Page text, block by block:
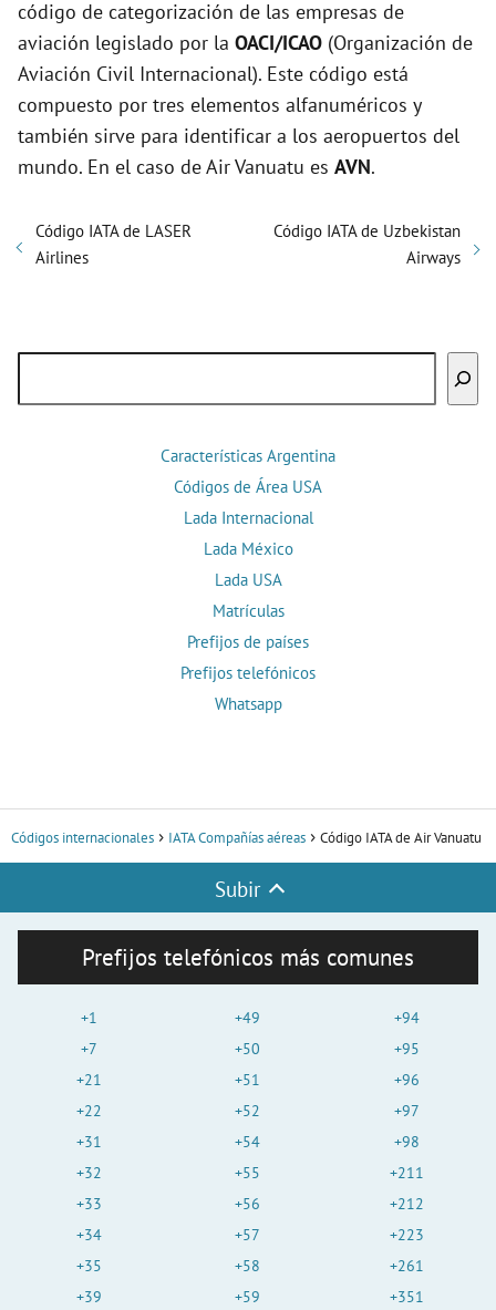
código de categorización de las empresas de
aviación legislado por la OACI/ICAO (Organización de
Aviación Civil Internacional). Este código está
compuesto por tres elementos alfanuméricos y
también sirve para identificar a los aeropuertos del
mundo. En el caso de Air Vanuatu es AVN.
Código IATA de LASER
Airlines
Código IATA de Uzbekistan
Airways
Características Argentina
Códigos de Área USA
Lada Internacional
Lada México
Lada USA
Matrículas
Prefijos de países
Prefijos telefónicos
Whatsapp
Códigos internacionales IATA Compañías aéreas Código IATA de Air Vanuatu
Subir
Prefijos telefónicos más comunes
+1
+7
+21
+22
+31
+32
+33
+34
+35
+39
+49
+50
+51
+52
+54
+55
+56
+57
+58
+59
+94
+95
+96
+97
+98
+211
+212
+223
+261
+351